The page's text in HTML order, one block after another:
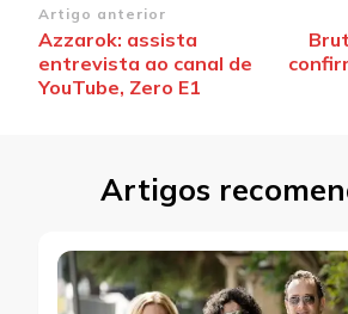
Navegação
de
post
Artigo anterior
Azzarok: assista
entrevista ao canal de
YouTube, Zero E1
Artigos